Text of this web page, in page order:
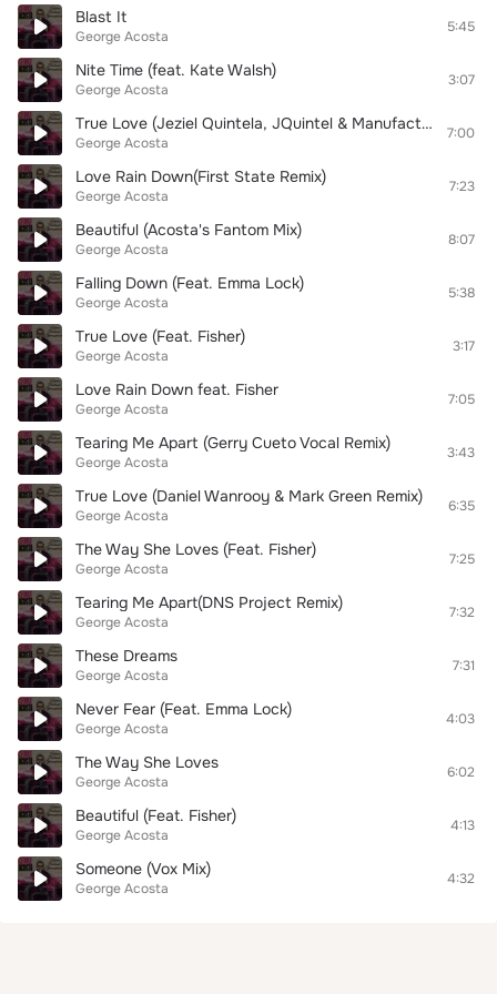
Blast It
George Acosta
5:45
Nite Time (feat. Kate Walsh)
George Acosta
3:07
True Love (Jeziel Quintela, JQuintel & Manufactured Superstars Remix)
George Acosta
7:00
Love Rain Down(First State Remix)
George Acosta
7:23
Beautiful (Acosta's Fantom Mix)
George Acosta
8:07
Falling Down (Feat. Emma Lock)
George Acosta
5:38
True Love (Feat. Fisher)
George Acosta
3:17
Love Rain Down feat. Fisher
George Acosta
7:05
Tearing Me Apart (Gerry Cueto Vocal Remix)
George Acosta
3:43
True Love (Daniel Wanrooy & Mark Green Remix)
George Acosta
6:35
The Way She Loves (Feat. Fisher)
George Acosta
7:25
Tearing Me Apart(DNS Project Remix)
George Acosta
7:32
These Dreams
George Acosta
7:31
Never Fear (Feat. Emma Lock)
George Acosta
4:03
The Way She Loves
George Acosta
6:02
Beautiful (Feat. Fisher)
George Acosta
4:13
Someone (Vox Mix)
George Acosta
4:32